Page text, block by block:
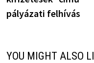
pályázati felhívás
YOU MIGHT ALSO